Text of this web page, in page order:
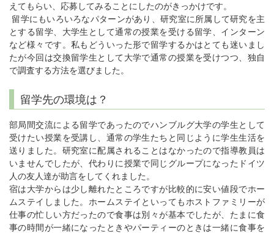
えてもらい、応募してみることにしたのがきっかけです。
留学にもいろいろなパターンがあり、研究室に所属して研究を主
とする留学、大学生として通常の授業を受ける留学、インターン
など様々です。私もどういった形で留学するかはとても迷いまし
たが今回は交換留学生として大学で通常の授業を受けつつ、独自
で調査する方法を選びました。
留学先の環境は？
部局間交流による留学であったのでハンブルグ大学の学生として
受けたい授業を受講し、通常の学生たちと同じように学生生活を
送りました。研究室に配属されることはなかったので指導教員は
いませんでしたが、代わりに授業で同じグループになったドイツ
人の友人達が助言をしてくれました。
宿は大学からは少し離れたところですが比較的に安い値段でホー
ムステイしました。ホームステイといってもホストファミリーが
仕事の忙しい方だったので食事は別々が基本でしたが、たまに食
事の時間が一緒になったときやパーティーのときは一緒に食事を